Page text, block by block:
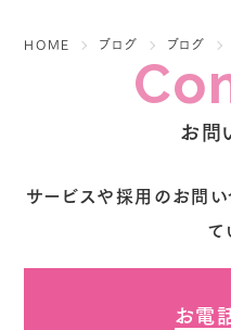
HOME ブログ ブログ
お問
サービスや採用のお問
て
お電